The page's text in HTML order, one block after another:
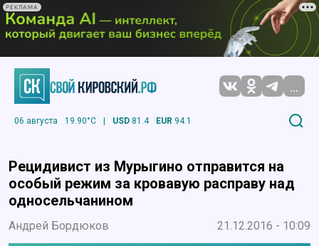
РЕКЛАМА
...
06 августа 19.90°C | USD 81.4 EUR 94.1
Рецидивист из Мурыгино отправится на
особый режим за кровавую расправу над
односельчанином
Андрей Бордюков 21.12.2016 - 10:09